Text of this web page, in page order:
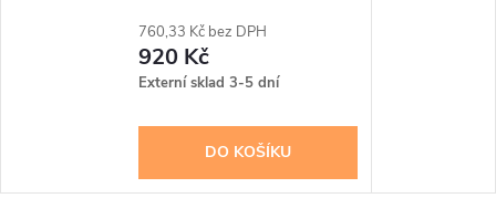
760,33 Kč bez DPH
920 Kč
Externí sklad 3-5 dní
DO KOŠÍKU